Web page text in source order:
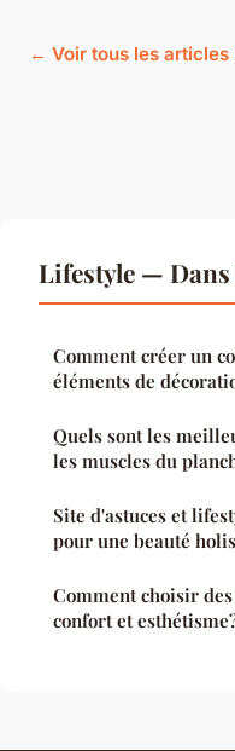
← Voir tous les
Lifestyle —
Comment créer un
éléments de
Quels sont les
les muscles du
Site d'astuces et
pour une beauté
Comment choisir
confort et